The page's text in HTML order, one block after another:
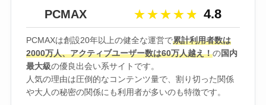
PCMAX ★★★★★
★★★★★ 4.8
PCMAXは創設20年以上の健全な運営で累計利用者数は
2000万人、アクティブユーザー数は60万人越え！の国内
最大級の優良出会い系サイトです。
人気の理由は圧倒的なコンテンツ量で、割り切った関係
や大人の秘密の関係にも利用者が多いのも特徴です。